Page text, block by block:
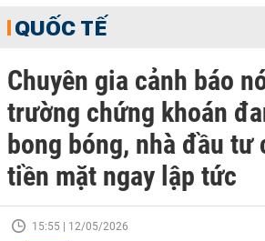
QUỐC TẾ
Chuyên gia cảnh báo
trường chứng khoán
bong bóng, nhà đầu tư
tiền mặt ngay lập tức
15:55 | 12/05/2026